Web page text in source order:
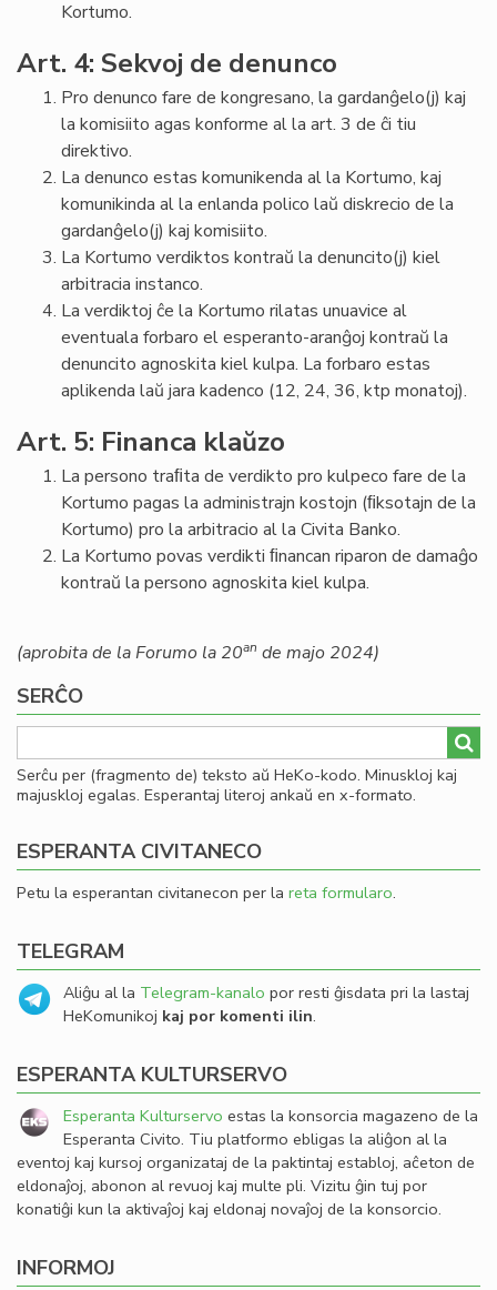
Kortumo.
Art. 4: Sekvoj de denunco
Pro denunco fare de kongresano, la gardanĝelo(j) kaj
la komisiito agas konforme al la art. 3 de ĉi tiu
direktivo.
La denunco estas komunikenda al la Kortumo, kaj
komunikinda al la enlanda polico laŭ diskrecio de la
gardanĝelo(j) kaj komisiito.
La Kortumo verdiktos kontraŭ la denuncito(j) kiel
arbitracia instanco.
La verdiktoj ĉe la Kortumo rilatas unuavice al
eventuala forbaro el esperanto-aranĝoj kontraŭ la
denuncito agnoskita kiel kulpa. La forbaro estas
aplikenda laŭ jara kadenco (12, 24, 36, ktp monatoj).
Art. 5: Financa klaŭzo
La persono traﬁta de verdikto pro kulpeco fare de la
Kortumo pagas la administrajn kostojn (ﬁksotajn de la
Kortumo) pro la arbitracio al la Civita Banko.
La Kortumo povas verdikti ﬁnancan riparon de damaĝo
kontraŭ la persono agnoskita kiel kulpa.
(aprobita de la Forumo la 20an de majo 2024)
SERĈO
Serĉu per (fragmento de) teksto aŭ HeKo-kodo. Minuskloj kaj
majuskloj egalas. Esperantaj literoj ankaŭ en x-formato.
ESPERANTA CIVITANECO
Petu la esperantan civitanecon per la reta formularo.
TELEGRAM
Aliĝu al la Telegram-kanalo por resti ĝisdata pri la lastaj
HeKomunikoj kaj por komenti ilin.
ESPERANTA KULTURSERVO
Esperanta Kulturservo estas la konsorcia magazeno de la
Esperanta Civito. Tiu platformo ebligas la aliĝon al la
eventoj kaj kursoj organizataj de la paktintaj establoj, aĉeton de
eldonaĵoj, abonon al revuoj kaj multe pli. Vizitu ĝin tuj por
konatiĝi kun la aktivaĵoj kaj eldonaj novaĵoj de la konsorcio.
INFORMOJ